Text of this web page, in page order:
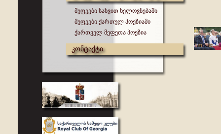
მეფეები სახვით ხელოვნებაში
მეფეები ქართულ პოეზიაში
ქართველ მეფეთა პოეზია
კონტაქტი